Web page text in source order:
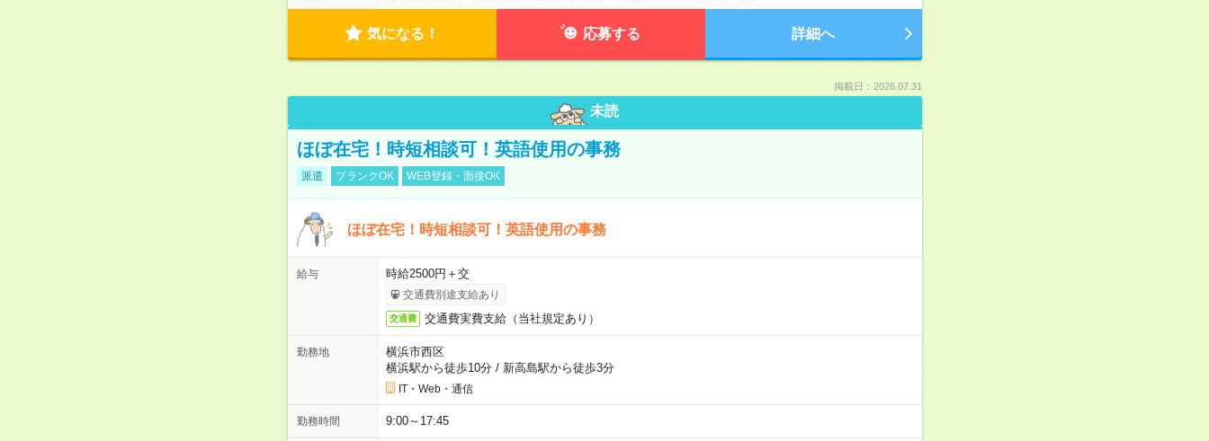
気になる！ 応募する 詳細へ
掲載日：2026.07.31
未読
ほぼ在宅！時短相談可！英語使用の事務
派遣 ブランクOK WEB登録・面接OK
ほぼ在宅！時短相談可！英語使用の事務
給与 時給2500円＋交
交通費別途支給あり
交通費 交通費実費支給（当社規定あり）
勤務地
横浜市西区
横浜駅から徒歩10分/ 新高島駅から徒歩3分
IT・Web・通信
勤務時間 9:00～17:45